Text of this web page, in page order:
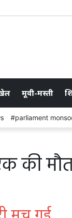
मूवी-मस्ती
parliament
की
मच गई